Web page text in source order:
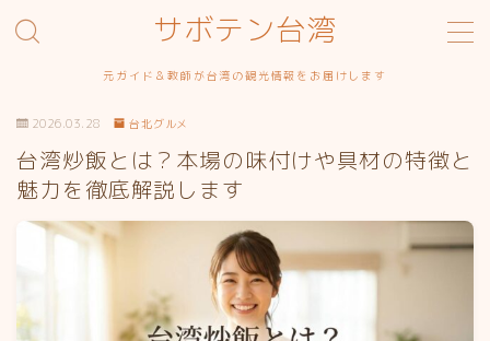
サボテン台湾
元ガイド＆教師が台湾の観光情報をお届けします
サイトマップ
サンプルページ
デモプリセット記事 #1
プライバシーポリシー
プライバシーポリシー
利用規約／特定商取引法に基づく表記
有料記事の決済完了ページ
特定商取引法に基づく表記
運営者情報
2026.03.28 台北グルメ
台湾炒飯とは？本場の味付けや具材の特徴と
魅力を徹底解説します